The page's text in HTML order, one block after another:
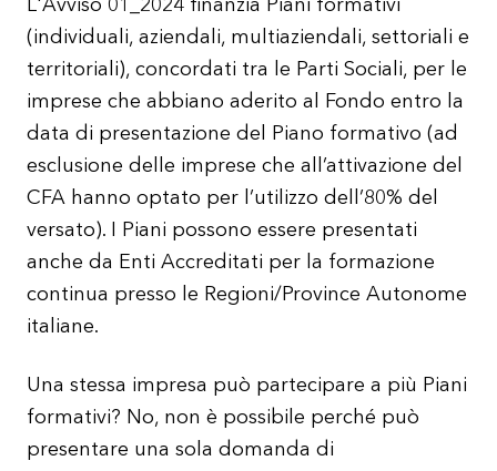
L'Avviso 01_2024 finanzia Piani formativi
(individuali, aziendali, multiaziendali, settoriali e
territoriali), concordati tra le Parti Sociali, per le
imprese che abbiano aderito al Fondo entro la
data di presentazione del Piano formativo (ad
esclusione delle imprese che all’attivazione del
CFA hanno optato per l’utilizzo dell’80% del
versato). I Piani possono essere presentati
anche da Enti Accreditati per la formazione
continua presso le Regioni/Province Autonome
italiane.
Una stessa impresa può partecipare a più Piani
formativi? No, non è possibile perché può
presentare una sola domanda di